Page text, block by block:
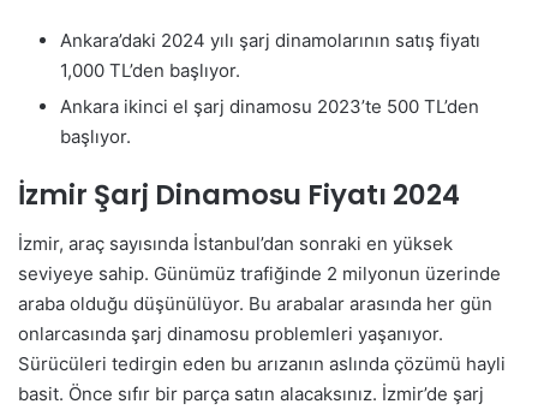
Ankara’daki 2024 yılı şarj dinamolarının satış fiyatı
1,000 TL’den başlıyor.
Ankara ikinci el şarj dinamosu 2023’te 500 TL’den
başlıyor.
İzmir Şarj Dinamosu Fiyatı 2024
İzmir, araç sayısında İstanbul’dan sonraki en yüksek
seviyeye sahip. Günümüz trafiğinde 2 milyonun üzerinde
araba olduğu düşünülüyor. Bu arabalar arasında her gün
onlarcasında şarj dinamosu problemleri yaşanıyor.
Sürücüleri tedirgin eden bu arızanın aslında çözümü hayli
basit. Önce sıfır bir parça satın alacaksınız. İzmir’de şarj